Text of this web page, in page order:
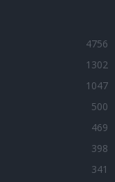
4756
1302
1047
500
469
398
341